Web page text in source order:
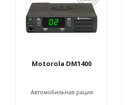
Motorola DM1400
Автомобильная рация